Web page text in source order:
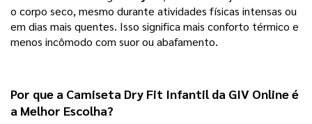
o corpo seco, mesmo durante atividades físicas intensas ou
em dias mais quentes. Isso significa mais conforto térmico e
menos incômodo com suor ou abafamento.
Por que a Camiseta Dry Fit Infantil da GIV Online é
a Melhor Escolha?